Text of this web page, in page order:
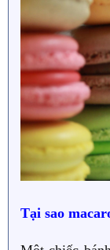
Tại sao